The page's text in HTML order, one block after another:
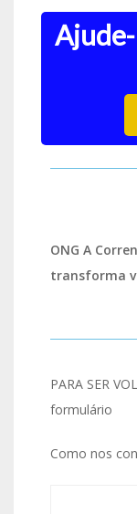
ONG A
transforma
PARA SER
formulário
Como nos